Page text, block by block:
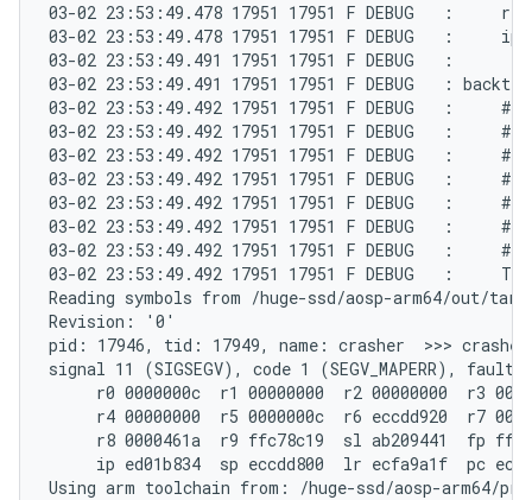
03-02 23:53:49.478 17951 17951 F DEBUG   :
03-02 23:53:49.478 17951 17951 F DEBUG   :     ip
03-02 23:53:49.491 17951 17951 F DEBUG   :
03-02 23:53:49.491 17951 17951 F DEBUG   :
03-02 23:53:49.492 17951 17951 F DEBUG   :
03-02 23:53:49.492 17951 17951 F DEBUG   :
03-02 23:53:49.492 17951 17951 F DEBUG   :
03-02 23:53:49.492 17951 17951 F DEBUG   :
03-02 23:53:49.492 17951 17951 F DEBUG   :
03-02 23:53:49.492 17951 17951 F DEBUG   :
03-02 23:53:49.492 17951 17951 F DEBUG   :
03-02 23:53:49.492 17951 17951 F DEBUG   :
Reading symbols from /huge-ssd/aosp-arm64/out/
Revision: '0'
pid: 17946, tid: 17949, name: crasher  >>> crasher
signal 11 (SIGSEGV), code 1 (SEGV_MAPERR), fault
r0 0000000c  r1 00000000  r2 00000000  r3
r4 00000000  r5 0000000c  r6 eccdd920  r7
r8 0000461a  r9 ffc78c19  sl ab209441  fp
ip ed01b834  sp eccdd800  lr ecfa9a1f  pc
Using arm toolchain from: /huge-ssd/aosp-arm64/